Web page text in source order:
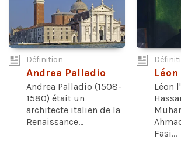
Définition
Andrea Palladio
Andrea Palladio (1508-
1580) était un
architecte italien de la
Renaissance...
Léon
Fasi...